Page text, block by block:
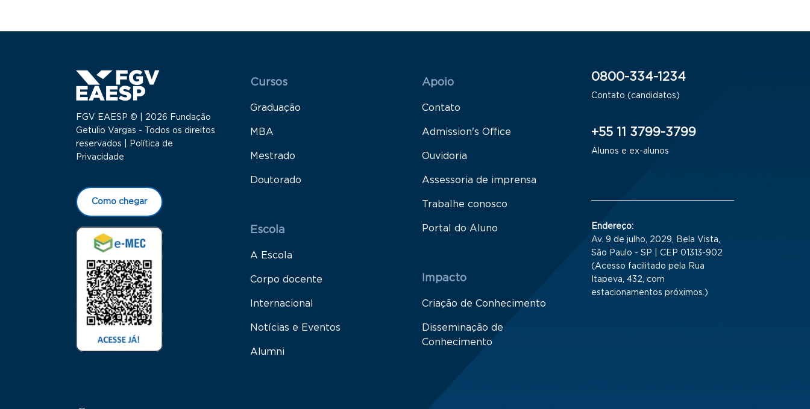
FGV EAESP © | 2026 Fundação
Getulio Vargas - Todos os direitos
reservados |
Política de
Privacidade
Como chegar
Menu Rodapé 1
Cursos
Graduação
MBA
Mestrado
Doutorado
Escola
A Escola
Corpo docente
Internacional
Notícias e Eventos
Alumni
Rodapé 2
Apoio
Contato
Admission's Office
Ouvidoria
Assessoria de imprensa
Trabalhe conosco
Portal do Aluno
Impacto
Criação de Conhecimento
Disseminação de
Conhecimento
0800-334-1234
Contato (candidatos)
+55 11 3799-3799
Alunos e ex-alunos
Endereço:
Av. 9 de julho, 2029, Bela Vista,
São Paulo - SP | CEP 01313-902
(Acesso facilitado pela Rua
Itapeva, 432, com
estacionamentos próximos.)